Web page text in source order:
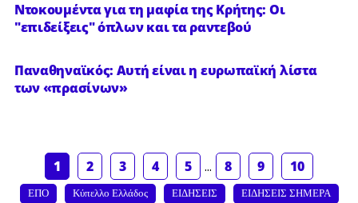
Nτοκουμέντα για τη μαφία της Κρήτης: Οι
"επιδείξεις" όπλων και τα ραντεβού
Παναθηναϊκός: Αυτή είναι η ευρωπαϊκή λίστα
των «πρασίνων»
1 2 3 4 5 ... 8 9 10
ΕΠΟ Κύπελλο Ελλάδος ΕΙΔΗΣΕΙΣ ΕΙΔΗΣΕΙΣ ΣΗΜΕΡΑ